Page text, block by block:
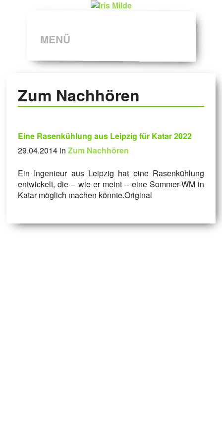
MENÜ
Zum Nachhören
Eine Rasenkühlung aus Leipzig für Katar 2022
29.04.2014 in Zum Nachhören
Ein Ingenieur aus Leipzig hat eine Rasenkühlung
entwickelt, die – wie er meint – eine Sommer-WM in
Katar möglich machen könnte.Original